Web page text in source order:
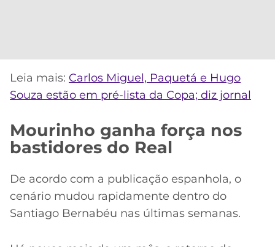
Leia mais: Carlos Miguel, Paquetá e Hugo
Souza estão em pré-lista da Copa; diz jornal
Mourinho ganha força nos
bastidores do Real
De acordo com a publicação espanhola, o
cenário mudou rapidamente dentro do
Santiago Bernabéu nas últimas semanas.